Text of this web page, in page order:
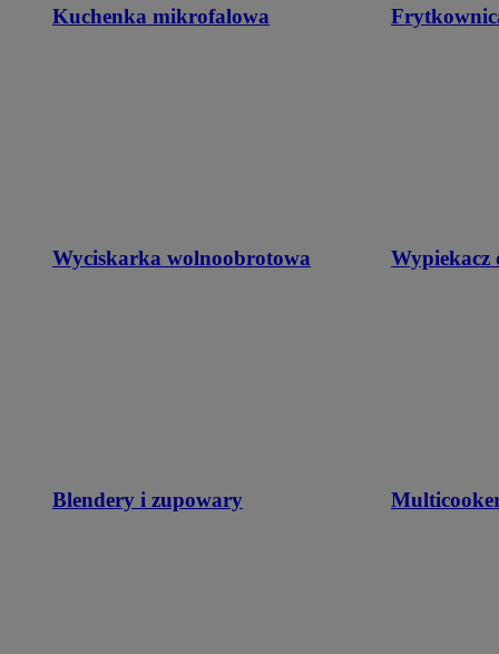
Kuchenka mikrofalowa
Wyciskarka wolnoobrotowa Wypiekacz
Blendery i zupowary